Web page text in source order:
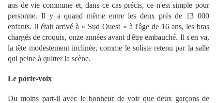
ans de vie commune et, dans ce cas précis, ce n'est simple pour
personne. Il y a quand même entre les deux près de 13 000
enfants. Il était arrivé à « Sud Ouest » à l'âge de 16 ans, les bras
chargés de croquis, onze années avant d'être embauché. Il s'en va,
la tête modestement inclinée, comme le soliste retenu par la salle
qui peine à quitter la scène.
Le porte-voix
Du moins part-il avec le bonheur de voir que deux garçons de